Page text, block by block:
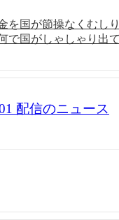
を国が節操なくむし
で国がしゃしゃり出
配信のニュース